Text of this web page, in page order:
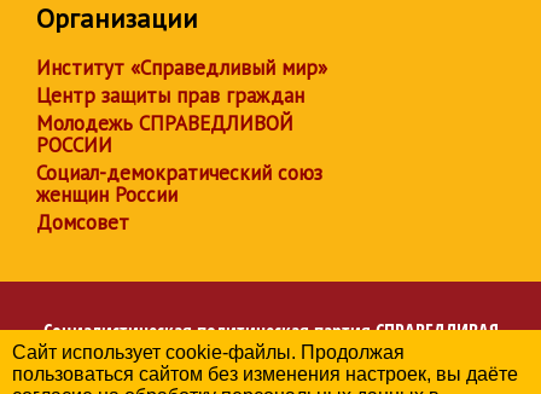
Организации
Институт «Справедливый мир»
Центр защиты прав граждан
Молодежь СПРАВЕДЛИВОЙ
РОССИИ
Социал-демократический союз
женщин России
Домсовет
Социалистическая политическая партияСПРАВЕДЛИВАЯ
РОССИЯ
Региональное отделение партии в Чувашской Республике
Сайт использует cookie-файлы. Продолжая
пользоваться сайтом без изменения настроек, вы даёте